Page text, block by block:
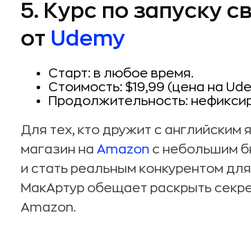
5. Курс по запуску
от Udemy
Старт: в любое время.
Стоимость: $19,99 (цена на
Продолжительность:
Для тех, кто дружит с английским
магазин на Amazon с небольшим
и стать реальным конкурентом
МакАртур обещает раскрыть
Amazon.